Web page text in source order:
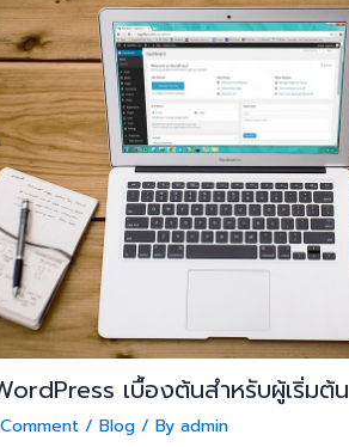
เบื้องต้นสำหรับผู้เริ่มต้น
/ Blog/ By admin